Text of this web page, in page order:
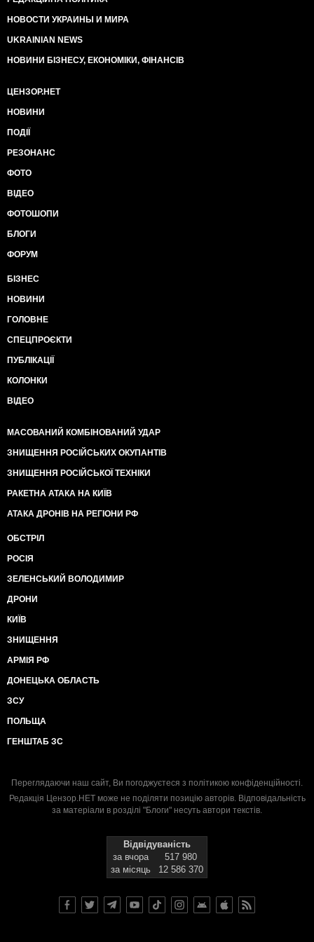
НОВОСТИ УКРАИНЫ И МИРА
UKRAINIAN NEWS
НОВИНИ БІЗНЕСУ, ЕКОНОМІКИ, ФІНАНСІВ
ЦЕНЗОР.НЕТ
НОВИНИ
ПОДІЇ
РЕЗОНАНС
ФОТО
ВІДЕО
ФОТОШОПИ
БЛОГИ
ФОРУМ
БІЗНЕС
НОВИНИ
ГОЛОВНЕ
СПЕЦПРОЄКТИ
ПУБЛІКАЦІЇ
КОЛОНКИ
ВІДЕО
МАСОВАНИЙ КОМБІНОВАНИЙ УДАР
ЗНИЩЕННЯ РОСІЙСЬКИХ ОКУПАНТІВ
ЗНИЩЕННЯ РОСІЙСЬКОЇ ТЕХНІКИ
РАКЕТНА АТАКА НА КИЇВ
АТАКА ДРОНІВ НА РЕГІОНИ РФ
ОБСТРІЛ
РОСІЯ
ЗЕЛЕНСЬКИЙ ВОЛОДИМИР
ДРОНИ
КИЇВ
ЗНИЩЕННЯ
АРМІЯ РФ
ДОНЕЦЬКА ОБЛАСТЬ
ЗСУ
ПОЛЬЩА
ГЕНШТАБ ЗС
Переглядаючи наш сайт, Ви погоджуєтеся з політикою конфіденційності.
Редакція Цензор.НЕТ може не поділяти позицію авторів. Відповідальність
за матеріали в розділі "Блоги" несуть автори текстів.
Відвідуваність
за вчора
517 980
за місяць
12 586 370